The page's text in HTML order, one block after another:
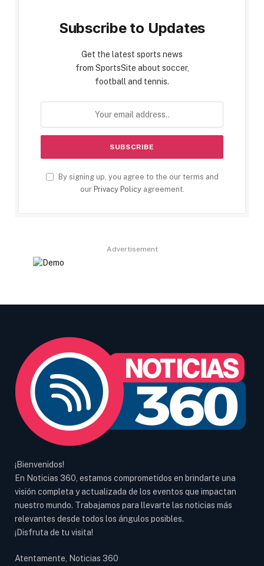
Subscribe to Updates
Get the latest sports news
from SportsSite about soccer,
football and tennis.
By signing up, you agree to the our terms and
our Privacy Policyagreement.
Advertisement
¡Bienvenidos!
En Noticias 360, estamos comprometidos en brindarte una
visión completa y actualizada de los eventos que impactan
nuestro mundo. Trabajamos para llevarte las noticias más
relevantes desde todos los ángulos posibles.
¡Disfruta de tu visita!
Atentamente, Noticias 360